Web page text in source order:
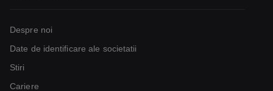
Despre noi
Date de identificare ale societatii
Stiri
Cariere